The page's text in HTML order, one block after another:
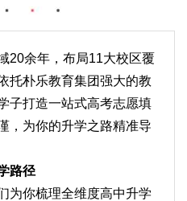
20余年，布局11大校区覆
托朴乐教育集团强大的教
子打造一站式高考志愿填
，为你的升学之路精准导
路径
为你梳理全维度高中升学